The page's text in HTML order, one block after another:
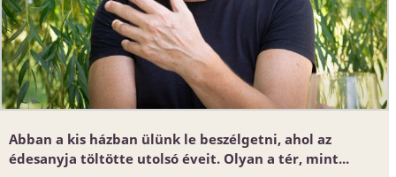
Abban a kis házban ülünk le beszélgetni, ahol az
édesanyja töltötte utolsó éveit. Olyan a tér, mint...